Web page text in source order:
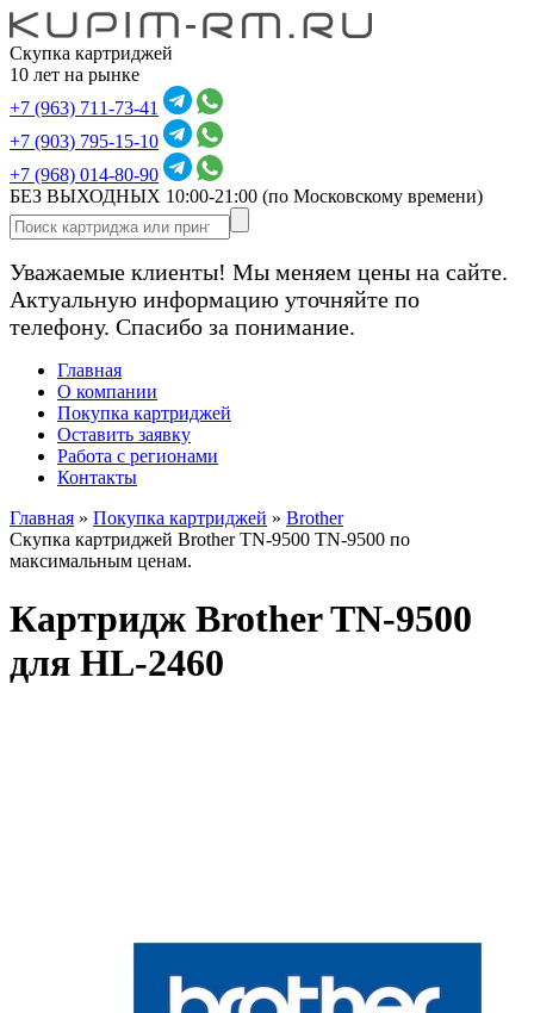
Скупка картриджей
10 лет на рынке
+7 (963) 711-73-41
+7 (903) 795-15-10
+7 (968) 014-80-90
БЕЗ ВЫХОДНЫХ 10:00-21:00 (по Московскому времени)
Уважаемые клиенты! Мы меняем цены на сайте.
Актуальную информацию уточняйте по
телефону. Спасибо за понимание.
Главная
О компании
Покупка картриджей
Оставить заявку
Работа с регионами
Контакты
Главная » Покупка картриджей » Brother
Скупка картриджей Brother TN-9500 TN-9500 по
максимальным ценам.
Картридж Brother TN-9500
для HL-2460